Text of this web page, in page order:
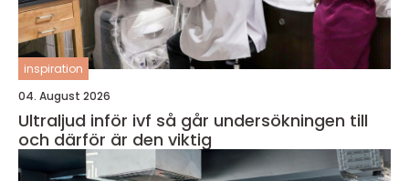
inspiration
04. August 2026
Ultraljud inför ivf så går undersökningen till
och därför är den viktig